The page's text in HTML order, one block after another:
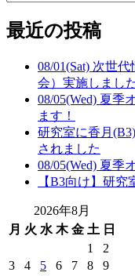
最近の投稿
08/01(Sat) 次世
会）実施しまし
08/05(Wed) 夏季
ます！
研究室に香月
されました
08/05(Wed) 夏季
【B3向け】研
2026年8月
月 火 水 木 金 土 日
1
2
3
4 5 6 7 8
9